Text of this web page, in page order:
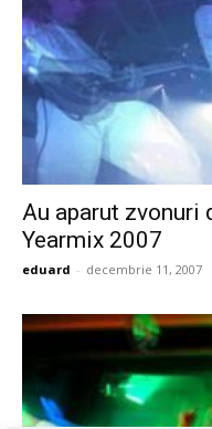
Au aparut zvonuri
Yearmix 2007
eduard - decembrie 11, 2007